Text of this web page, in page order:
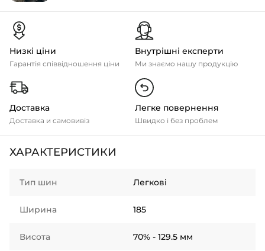
Низкі ціни
Гарантія співвідношення ціни
Внутрішні експерти
Ми знаємо нашу продукцію
Доставка
Доставка и самовивіз
Легке повернення
Швидко і без проблем
ХАРАКТЕРИСТИКИ
Тип шин Легкові
Ширина 185
Висота 70% - 129.5 мм